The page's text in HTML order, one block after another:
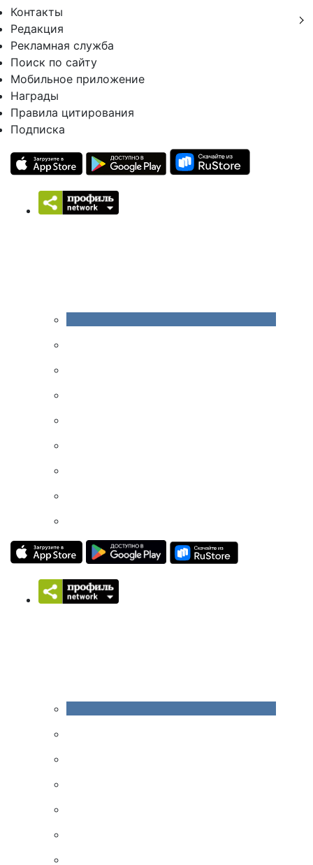
Контакты
Редакция
Рекламная служба
Поиск по сайту
Мобильное приложение
Награды
Правила цитирования
Подписка